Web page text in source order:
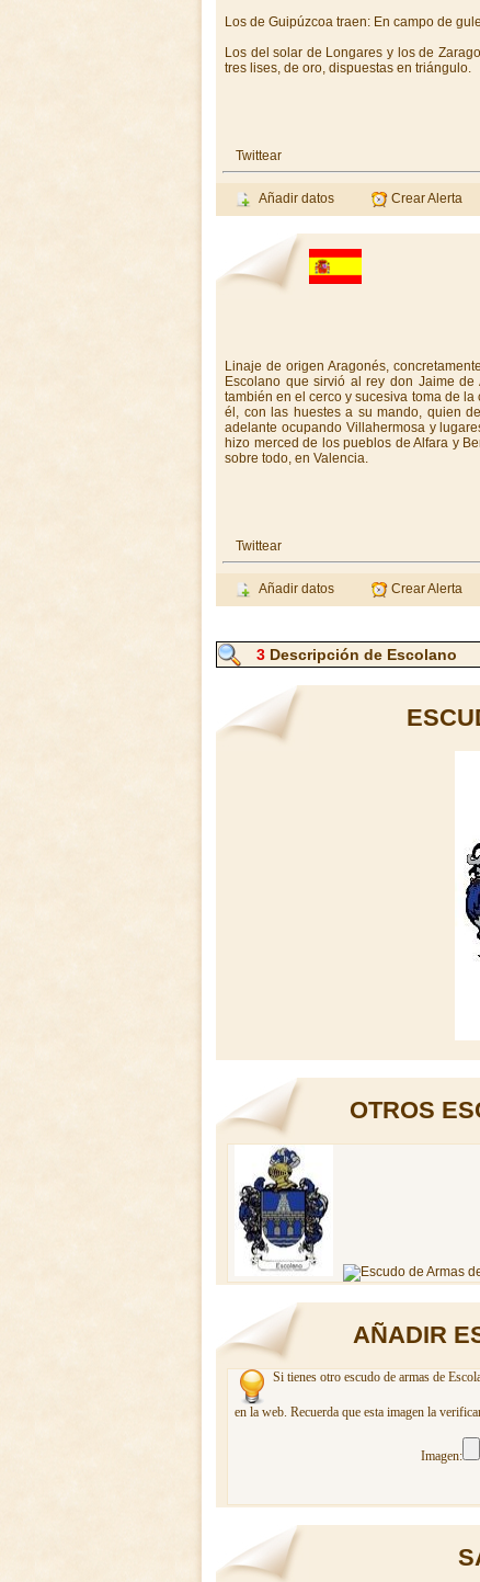
Los de Guipúzcoa traen: En campo de
Los del solar de Longares y los de
tres lises, de oro, dispuestas en triángulo.
Twittear
Añadir datos Crear Alerta
Linaje de origen Aragonés,
Escolano que sirvió al rey don Jaime
también en el cerco y sucesiva toma de
él, con las huestes a su mando, quien
adelante ocupando Villahermosa y
hizo merced de los pueblos de Alfara y
sobre todo, en Valencia.
Twittear
Añadir datos Crear Alerta
3Descripción de Escolano
OTROS
AÑADIR
Si tienes otro escudo de armas de
en la web. Recuerda que esta imagen la
Imagen: